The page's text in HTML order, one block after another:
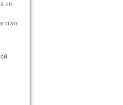
не
стал